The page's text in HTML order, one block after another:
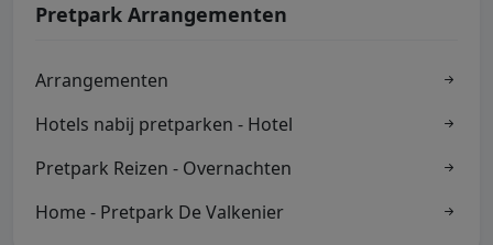
Pretpark Arrangementen
Arrangementen
Hotels nabij pretparken - Hotel
Pretpark Reizen - Overnachten
Home - Pretpark De Valkenier